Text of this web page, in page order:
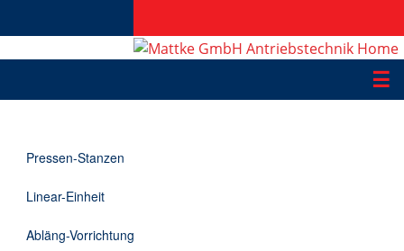
☰
Applikationen
Informationen
Downloads
Pressen-Stanzen
Linear-Einheit
Abläng-Vorrichtung